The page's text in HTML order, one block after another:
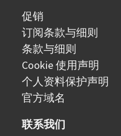
促销
订阅条款与细则
条款与细则
Cookie 使用声明
个人资料保护声明
官方域名
联系我们